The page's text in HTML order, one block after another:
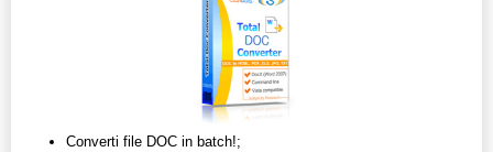
Converti file DOC in batch!;